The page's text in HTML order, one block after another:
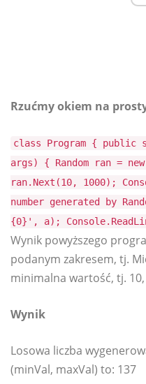
Rzućmy okiem na
class Program {
args) { Random ran =
ran.Next(10, 1000);
number generated by
{0}', a);
Wynik powyższego
podanym zakresem, tj.
minimalna wartość, tj. 10,
Wynik
Losowa liczba
(minVal, maxVal) to: 137